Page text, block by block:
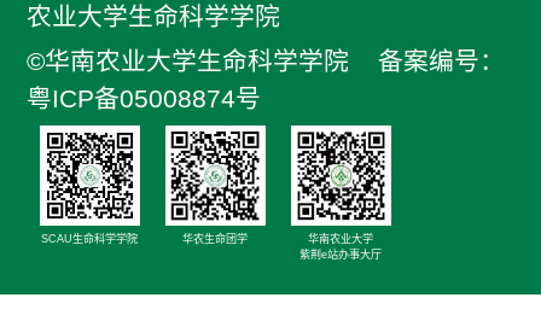
农业大学生命科学学院
©华南农业大学生命科学学院备案编号：
粤ICP备05008874号
SCAU生命科学学院 华农生命团学
华南农业大学
紫荆e站办事大厅